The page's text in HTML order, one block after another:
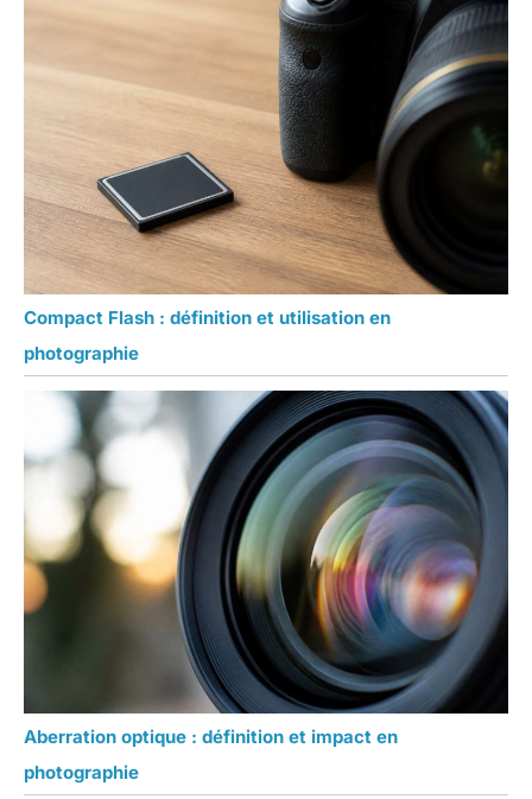
Compact Flash : définition et utilisation en
photographie
Aberration optique : définition et impact en
photographie